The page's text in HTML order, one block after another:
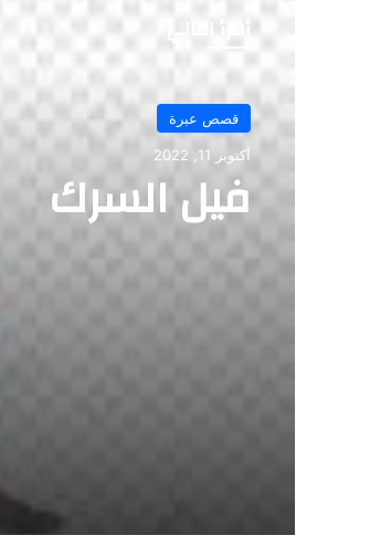
أقرأ التالي
قصص عبرة
أكتوبر 11, 2022
فيل السرك